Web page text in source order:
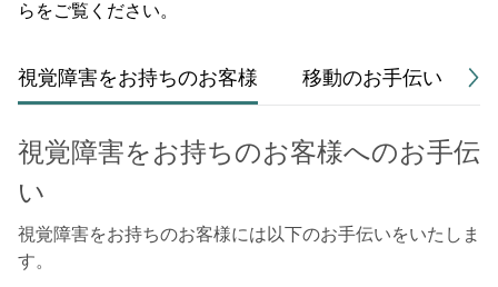
らをご覧ください。
視覚障害をお持ちのお客様 移動のお手伝い
視覚障害をお持ちのお客様へのお手伝
い
視覚障害をお持ちのお客様には以下のお手伝いをいたしま
す。